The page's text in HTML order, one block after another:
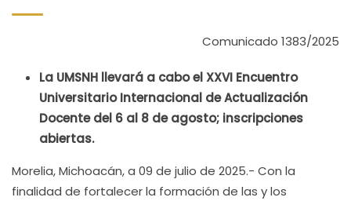
Comunicado 1383/2025
La UMSNH llevará a cabo el XXVI Encuentro
Universitario Internacional de Actualización
Docente del 6 al 8 de agosto; inscripciones
abiertas.
Morelia, Michoacán, a 09 de julio de 2025.- Con la
finalidad de fortalecer la formación de las y los